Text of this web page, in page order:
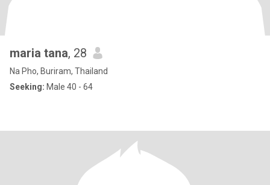
maria tana, 28
Na Pho, Buriram, Thailand
Seeking: Male 40 - 64